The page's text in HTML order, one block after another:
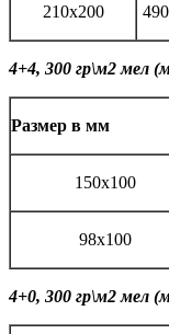
210х200
4+4, 300 гр\м2 мел
Размер в мм
150х100
98х100
4+0, 300 гр\м2 мел